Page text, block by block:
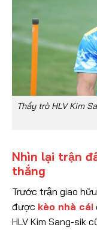
Thầy trò HLV Kim
Nhìn lại trận
thắng
Trước trận giao
được kèo nhà cái
HLV Kim Sang-sik